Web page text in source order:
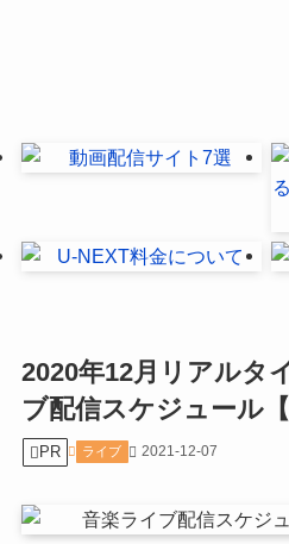
2020年12月リアルタ
ブ配信スケジュール【
PR ライブ 2021-12-07